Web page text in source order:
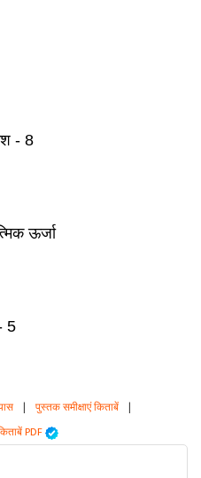
- 8
ऊर्जा
5
| पुस्तक समीक्षाएं किताबें |
PDF